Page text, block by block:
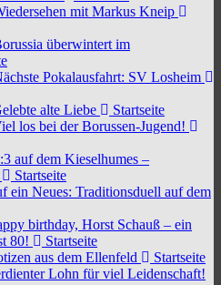
mit Markus Kneip
überwintert im
Pokalausfahrt: SV Losheim
alte Liebe
Startseite
los bei der Borussen-Jugend!
auf dem Kieselhumes –
Startseite
ein Neues: Traditionsduell auf dem
birthday, Horst Schauß – ein
80!
Startseite
aus dem Ellenfeld
Startseite
Lohn für viel Leidenschaft!